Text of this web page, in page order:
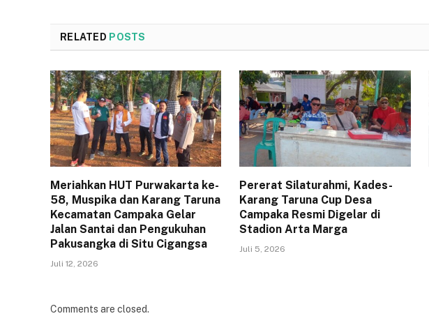
RELATED POSTS
Meriahkan HUT Purwakarta ke-
58, Muspika dan Karang Taruna
Kecamatan Campaka Gelar
Jalan Santai dan Pengukuhan
Pakusangka di Situ Cigangsa
Juli 12, 2026
Pererat Silaturahmi, Kades-
Karang Taruna Cup Desa
Campaka Resmi Digelar di
Stadion Arta Marga
Juli 5, 2026
Comments are closed.